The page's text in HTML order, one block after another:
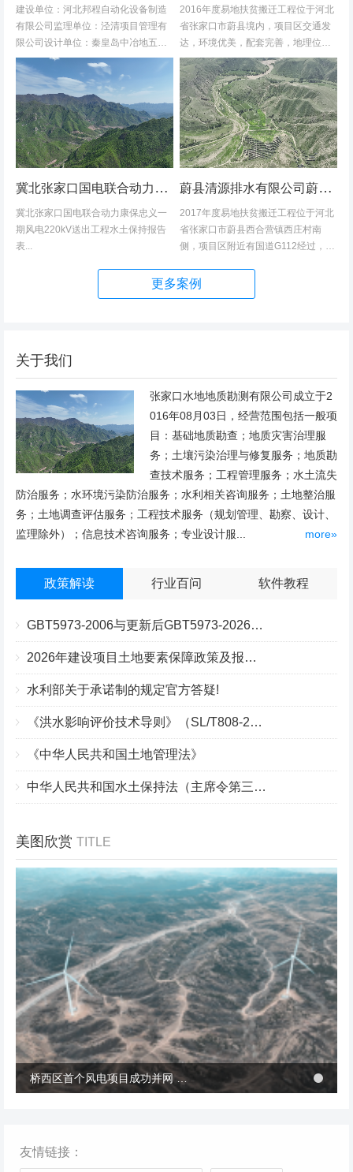
建设单位：河北邦程自动化设备制造
有限公司监理单位：泾清项目管理有
限公司设计单位：秦皇岛中冶地五一
五勘测有限公司施工单位：河北康安
劳务派遣有限公司桥西区西沟区域村
庄村容村貌改造提升及基础设施建设
项目堆料...
2016年度易地扶贫搬迁工程位于河北
省张家口市蔚县境内，项目区交通发
达，环境优美，配套完善，地理位置
优越。项目地理位置图见附图1-1。项
目共建12个易地搬迁安置区，分别位
于白草村乡西户庄村、柏树乡柏树...
冀北张家口国电联合动力康保忠义一期风电220kV送出工程水土保持报告表
冀北张家口国电联合动力康保忠义一
期风电220kV送出工程水土保持报告
表...
蔚县清源排水有限公司蔚县2017年度易地扶贫搬迁工程（一期）水土保持方案
2017年度易地扶贫搬迁工程位于河北
省张家口市蔚县西合营镇西庄村南
侧，项目区附近有国道G112经过，交
位置优越。项目地理位置图见附图1。
项目总占地面积14.82hm2,...
更多案例
关于我们
张家口水地地质勘测有限公司成立于2
016年08月03日，经营范围包括一般项
目：基础地质勘查；地质灾害治理服
务；土壤污染治理与修复服务；地质勘
查技术服务；工程管理服务；水土流失
防治服务；水环境污染防治服务；水利相关咨询服务；土地整治服
务；土地调查评估服务；工程技术服务（规划管理、勘察、设计、
监理除外）；信息技术咨询服务；专业设计服...
more»
政策解读 行业百问 软件教程
GBT5973-2006与更新后GBT5973-2026区别你知道几点？
2026年建设项目土地要素保障政策及报批流程
水利部关于承诺制的规定官方答疑!
《洪水影响评价技术导则》（SL/T808-2025）核心解读
《中华人民共和国土地管理法》
中华人民共和国水土保持法（主席令第三十九号）
美图欣赏 TITLE
桥西区首个风电项目成功并网 助力绿电转型与乡村共富
冬季张北风景 桥西区首个风电项目成功并网 助力绿电转型与乡村共富
友情链接：